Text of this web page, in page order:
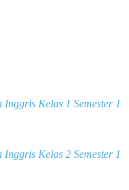
Kelas 1 Semester 1
Kelas 2 Semester 1